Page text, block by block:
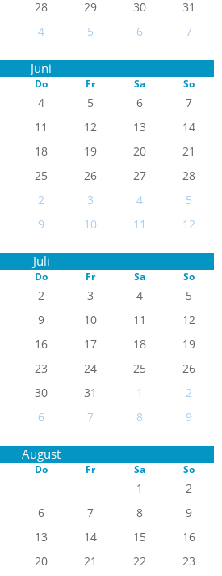
28 29 30
31
4 5 6 7
Juni
Do Fr Sa So
4 5 6
7
11 12 13
14
18 19 20
21
25 26 27
28
2 3 4
5
9 10 11 12
Juli
Do Fr Sa So
2 3 4
5
9 10 11
12
16 17 18
19
23 24 25
26
30 31 1
2
6 7 8 9
August
Do Fr Sa So
1
2
6 7 8
9
13 14 15
16
20 21 22
23